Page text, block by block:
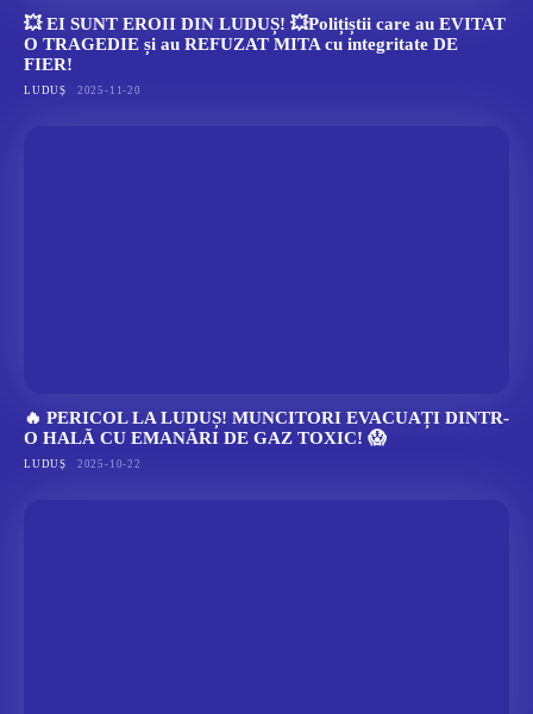
💥 EI SUNT EROII DIN LUDUȘ! 💥Polițiștii care au EVITAT
O TRAGEDIE și au REFUZAT MITA cu integritate DE
FIER!
LUDUȘ 2025-11-20
🔥 PERICOL LA LUDUȘ! MUNCITORI EVACUAȚI DINTR-
O HALĂ CU EMANĂRI DE GAZ TOXIC! 😱
LUDUȘ 2025-10-22